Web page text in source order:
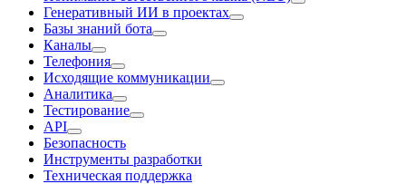
Генеративный ИИ в проектах
Базы знаний бота
Каналы
Телефония
Исходящие коммуникации
Аналитика
Тестирование
API
Безопасность
Инструменты разработки
Техническая поддержка